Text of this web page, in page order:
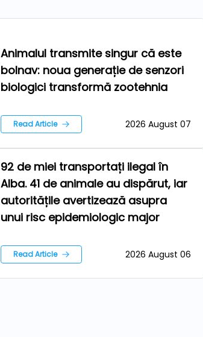
Animalul transmite singur că este
bolnav: noua generație de senzori
biologici transformă zootehnia
Read Article 2026 August 07
Farm
92 de miei transportați ilegal în
Alba. 41 de animale au dispărut, iar
autoritățile avertizează asupra
unui risc epidemiologic major
Read Article 2026 August 06